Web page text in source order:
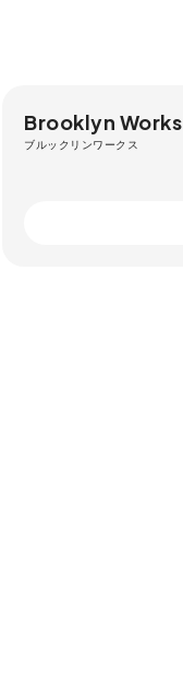
Brooklyn Works
ブルックリンワークス